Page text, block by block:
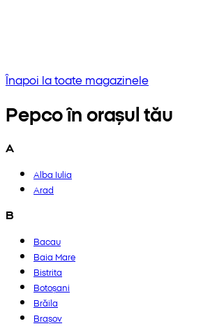
Înapoi la toate magazinele
Pepco în orașul tău
A
Alba Iulia
Arad
B
Bacau
Baia Mare
Bistrita
Botoșani
Brăila
Brașov